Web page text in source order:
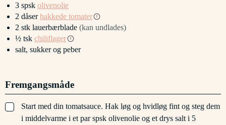
3 spsk olivenolie
2 dåser hakkede tomater
2 stk lauerbærblade (kan undlades)
½ tsk chiliflager
salt, sukker og peber
Fremgangsmåde
▢
Start med din tomatsauce. Hak løg og hvidløg fint og steg dem
i middelvarme i et par spsk olivenolie og et drys salt i 5